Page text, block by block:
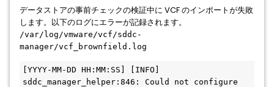
データストアの事前チェックの検証中に VCF のインポートが失敗
します。以下のログにエラーが記録されます。
/var/log/vmware/vcf/sddc-
manager/vcf_brownfield.log
[YYYY-MM-DD HH:MM:SS] [INFO]
sddc_manager_helper:846: Could not configure